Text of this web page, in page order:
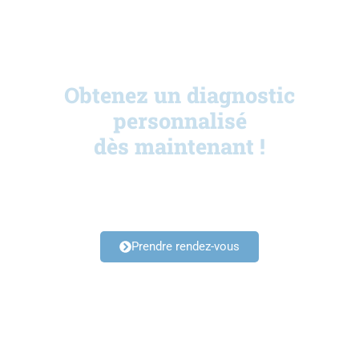
Obtenez un diagnostic
personnalisé
dès maintenant !
Prendre rendez-vous